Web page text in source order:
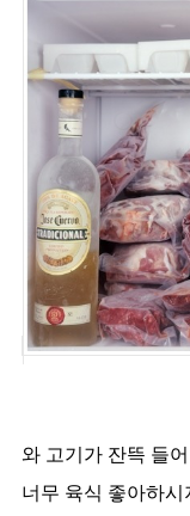
와 고기가 잔뜩 들
너무 육식 좋아하시